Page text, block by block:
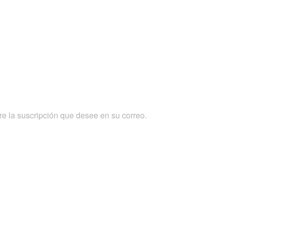
la suscripción que desee en su correo.